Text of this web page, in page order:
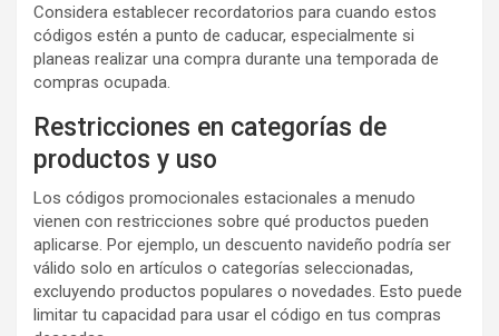
Considera establecer recordatorios para cuando estos
códigos estén a punto de caducar, especialmente si
planeas realizar una compra durante una temporada de
compras ocupada.
Restricciones en categorías de
productos y uso
Los códigos promocionales estacionales a menudo
vienen con restricciones sobre qué productos pueden
aplicarse. Por ejemplo, un descuento navideño podría ser
válido solo en artículos o categorías seleccionadas,
excluyendo productos populares o novedades. Esto puede
limitar tu capacidad para usar el código en tus compras